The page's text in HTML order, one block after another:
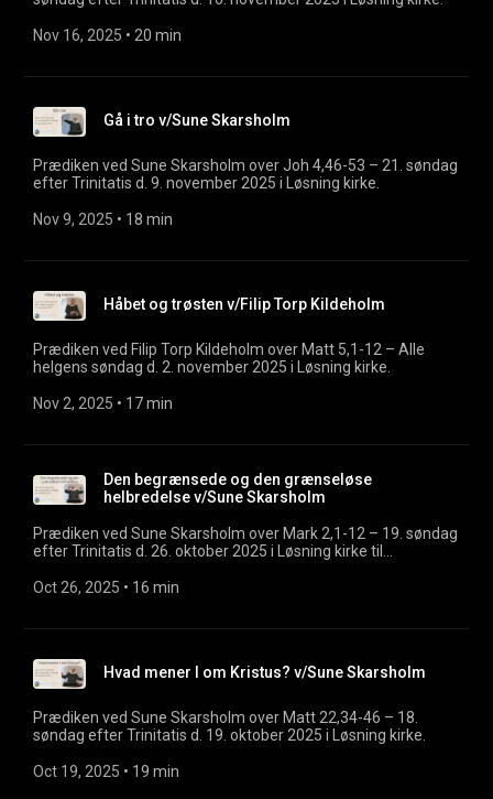
Nov 16, 2025 • 20 min
Gå i tro v/Sune Skarsholm
Prædiken ved Sune Skarsholm over Joh 4,46-53 – 21. søndag
efter Trinitatis d. 9. november 2025 i Løsning kirke.
Nov 9, 2025 • 18 min
Håbet og trøsten v/Filip Torp Kildeholm
Prædiken ved Filip Torp Kildeholm over Matt 5,1-12 – Alle
helgens søndag d. 2. november 2025 i Løsning kirke.
Nov 2, 2025 • 17 min
Den begrænsede og den grænseløse
helbredelse v/Sune Skarsholm
Prædiken ved Sune Skarsholm over Mark 2,1-12 – 19. søndag
efter Trinitatis d. 26. oktober 2025 i Løsning kirke til
Oct 26, 2025 • 16 min
Hvad mener I om Kristus? v/Sune Skarsholm
Prædiken ved Sune Skarsholm over Matt 22,34-46 – 18.
søndag efter Trinitatis d. 19. oktober 2025 i Løsning kirke.
Oct 19, 2025 • 19 min